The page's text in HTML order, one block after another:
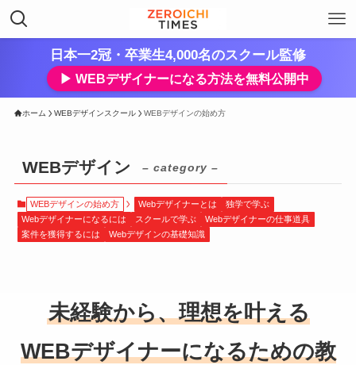
日本一2冠・卒業生4,000名のスクール監修
▶︎ WEBデザイナーになる方法を無料公開中
ホーム WEBデザインスクール WEBデザインの始め方
WEBデザイン – category –
WEBデザインの始め方 Webデザイナーとは
独学で学ぶ
Webデザイナーになるには
スクールで学ぶ
Webデザイナーの仕事道具
案件を獲得するには
Webデザインの基礎知識
未経験から、理想を叶える
WEBデザイナーになるための教